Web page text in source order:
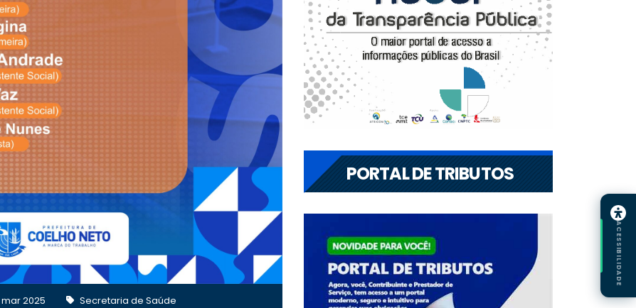
2025 Secretaria de Saúde
PORTAL DE TRIBUTOS
ACESSIBILIDADE